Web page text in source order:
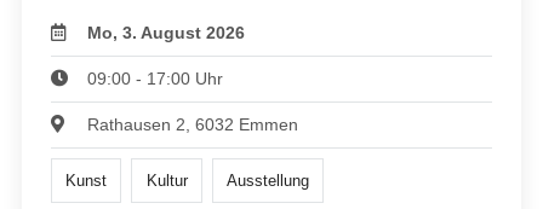
Mo, 3. August 2026
09:00 - 17:00 Uhr
Rathausen 2, 6032 Emmen
Kunst Kultur Ausstellung